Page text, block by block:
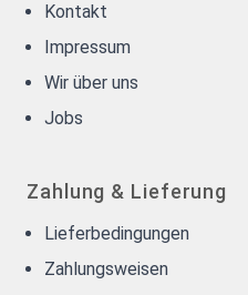
Kontakt
Impressum
Wir über uns
Jobs
Zahlung & Lieferung
Lieferbedingungen
Zahlungsweisen